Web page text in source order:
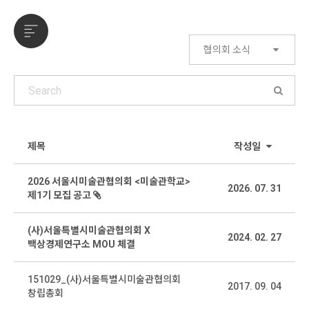
협의회 소식
제목 작성일
2026 서울시미술관협의회 <미술관학교>
제1기 모집 공고
2026. 07. 31
(사)서울특별시미술관협의회 X
백상경제연구소 MOU 체결
2024. 02. 27
151029_(사)서울특별시미술관협의회
창립총회
2017. 09. 04